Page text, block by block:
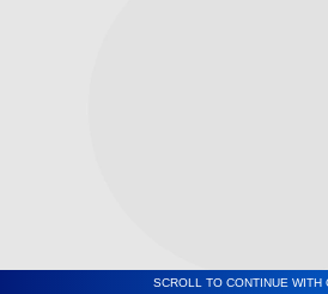
SCROLL TO CONTINUE WITH